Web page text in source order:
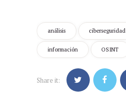
análisis ciberseguridad
información OSINT
Share it: